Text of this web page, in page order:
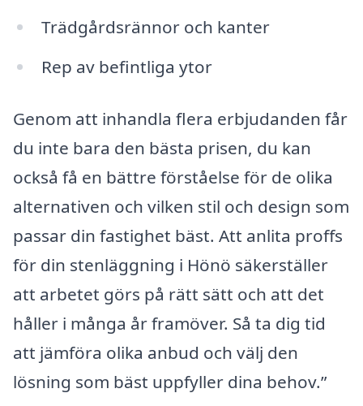
Trädgårdsrännor och kanter
Rep av befintliga ytor
Genom att inhandla flera erbjudanden får
du inte bara den bästa prisen, du kan
också få en bättre förståelse för de olika
alternativen och vilken stil och design som
passar din fastighet bäst. Att anlita proffs
för din stenläggning i Hönö säkerställer
att arbetet görs på rätt sätt och att det
håller i många år framöver. Så ta dig tid
att jämföra olika anbud och välj den
lösning som bäst uppfyller dina behov.”